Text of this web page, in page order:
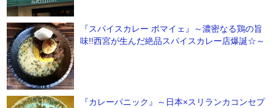
『スパイスカレー ボマイェ』～濃密なる鶏の旨
味!!西宮が生んだ絶品スパイスカレー店爆誕☆～
『カレーパニック』～日本×スリランカコンセプ